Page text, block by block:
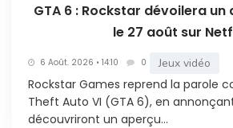
GTA 6 : Rockstar dévoilera
le 27 août sur
6 Août. 2026 • 14:10 0 Jeux vidéo
Rockstar Games reprend la parole
Theft Auto VI (GTA 6), en
découvriront un aperçu...